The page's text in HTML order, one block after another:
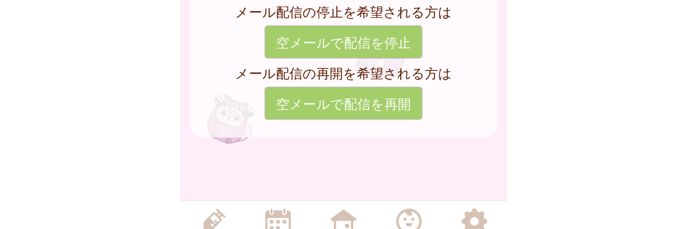
メール配信の停止を希望される方は
空メールで配信を停止
メール配信の再開を希望される方は
空メールで配信を再開